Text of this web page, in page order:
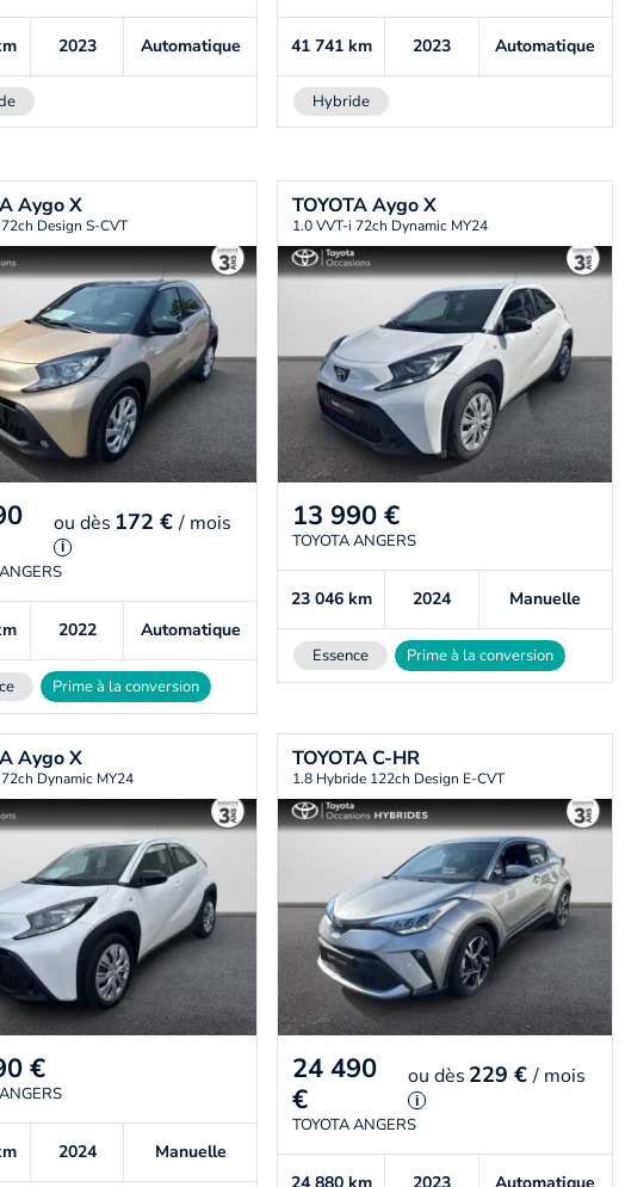
2023 Automatique 41 741 km 2023 Automatique
Hybride
Aygo X
Design S-CVT
ou dès 172 €/ mois
i
2022 Automatique
Prime à la conversion
TOYOTAAygo X
1.0 VVT-i 72ch Dynamic MY24
13 990 €
TOYOTA ANGERS
23 046 km 2024 Manuelle
Essence Prime à la conversion
Aygo X
Dynamic MY24
€
2024 Manuelle
TOYOTAC-HR
1.8 Hybride 122ch Design E-CVT
24 490
€
oudès 229 €/ mois
i
TOYOTA ANGERS